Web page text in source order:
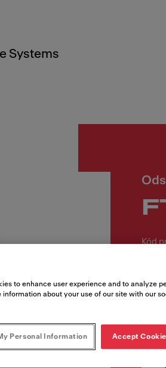
Systems
Kód
Cena
to enhance user experience and to analyze
information about your use of our site with our
Personal Information Accept